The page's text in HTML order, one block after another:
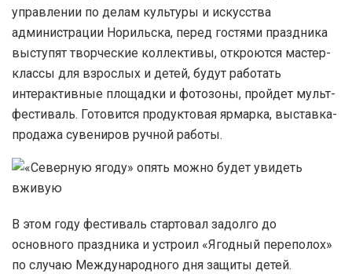
управлении по делам культуры и искусства
администрации Норильска, перед гостями праздника
выступят творческие коллективы, откроются мастер-
классы для взрослых и детей, будут работать
интерактивные площадки и фотозоны, пройдет мульт-
фестиваль. Готовится продуктовая ярмарка, выставка-
продажа сувениров ручной работы.
В этом году фестиваль стартовал задолго до
основного праздника и устроил «Ягодный переполох»
по случаю Международного дня защиты детей.